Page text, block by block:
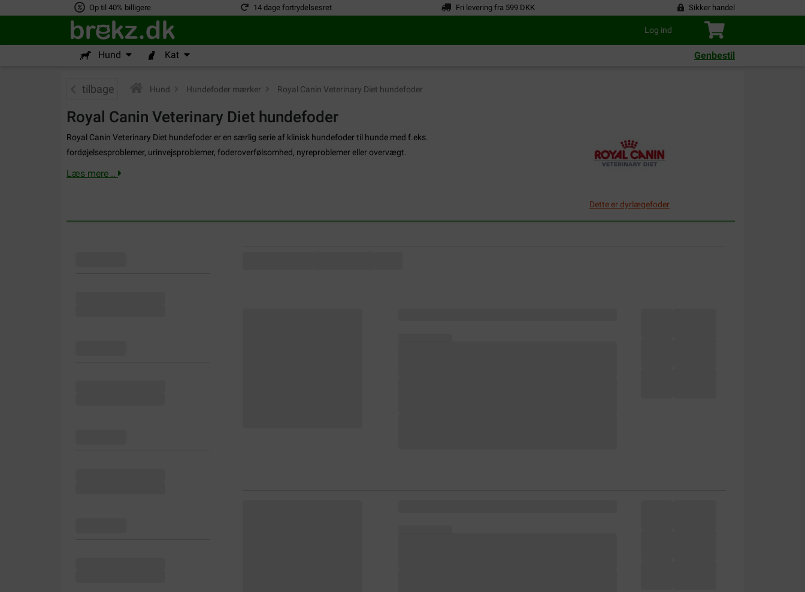
Op til 40% billigere 14 dage fortrydelsesret Fri levering fra 599 DKK Sikker handel
Log ind
Hund Kat Genbestil
tilbage Hund Hundefoder mærker Royal Canin Veterinary Diet hundefoder
Royal Canin Veterinary Diet hundefoder
Royal Canin Veterinary Diet hundefoder er en særlig serie af klinisk hundefoder til hunde med f.eks.
fordøjelsesproblemer, urinvejsproblemer, foderoverfølsomhed, nyreproblemer eller overvægt.
Læs mere ..
Dette er dyrlægefoder